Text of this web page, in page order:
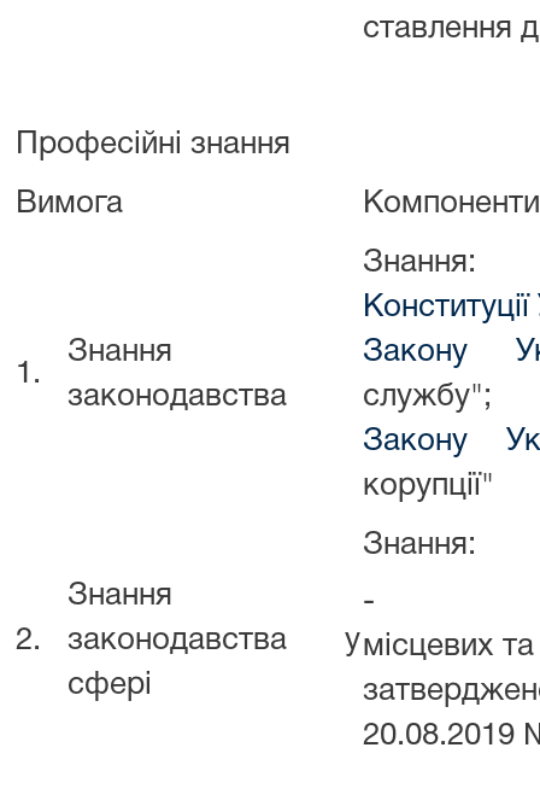
ставлення
Професійні знання
Вимога
1.
Знання
законодавства
Знання:
Закону
службу";
Закону
корупції"
2.
Знання
законодавства у
сфері
Знання:
-
місцевих
20.08.2019